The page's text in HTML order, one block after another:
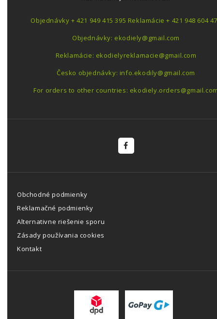
Objednávky + 421 949 415 395 Reklamácie + 421 948 604
Objednávky: ekodiely@gmail.com
Reklamácie: ekodielyreklamacie@gmail.com
Česko objednávky: info.ekodily@gmail.com
For orders to other countries:
Obchodné podmienky
Reklamačné podmienky
Alternativne riešenie sporu
Zásady používania cookies
Kontakt